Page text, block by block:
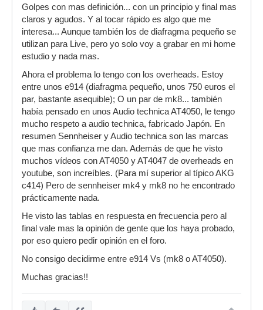
Golpes con mas definición... con un principio y final mas
claros y agudos. Y al tocar rápido es algo que me
interesa... Aunque también los de diafragma pequeño se
utilizan para Live, pero yo solo voy a grabar en mi home
estudio y nada mas.
Ahora el problema lo tengo con los overheads. Estoy
entre unos e914 (diafragma pequeño, unos 750 euros el
par, bastante asequible); O un par de mk8... también
había pensado en unos Audio technica AT4050, le tengo
mucho respeto a audio technica, fabricado Japón. En
resumen Sennheiser y Audio technica son las marcas
que mas confianza me dan. Además de que he visto
muchos vídeos con AT4050 y AT4047 de overheads en
youtube, son increíbles. (Para mí superior al típico AKG
c414) Pero de sennheiser mk4 y mk8 no he encontrado
prácticamente nada.
He visto las tablas en respuesta en frecuencia pero al
final vale mas la opinión de gente que los haya probado,
por eso quiero pedir opinión en el foro.
No consigo decidirme entre e914 Vs (mk8 o AT4050).
Muchas gracias!!